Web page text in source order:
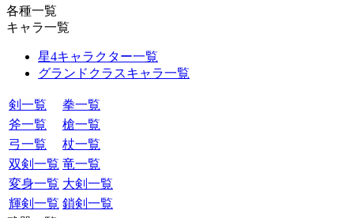
各種一覧
キャラ一覧
星4キャラクター一覧
グランドクラスキャラ一覧
剣一覧
拳一覧
斧一覧
槍一覧
弓一覧
杖一覧
双剣一覧 竜一覧
変身一覧 大剣一覧
輝剣一覧 鎖剣一覧